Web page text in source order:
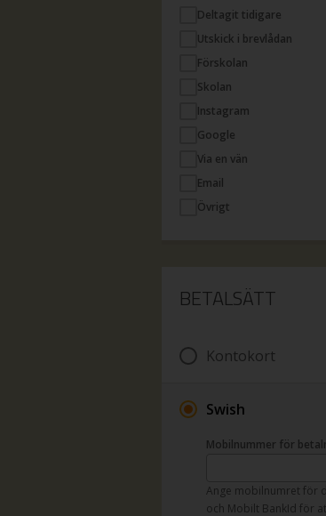
Deltagit tidigare
Utskick i brevlådan
Förskolan
Skolan
Instagram
Google
Via en vän
Email
Övrigt
BETALSÄTT
Kontokort
Swish
Mobilnummer för
Ange mobilnumret för
och Mobilt BankId för